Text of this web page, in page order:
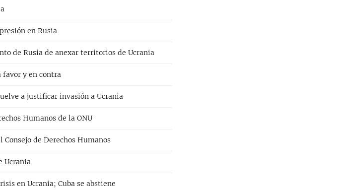
en Rusia
de Rusia de anexar territorios de Ucrania
favor y en contra
a justificar invasión a Ucrania
Humanos de la ONU
de Derechos Humanos
Ucrania
en Ucrania; Cuba se abstiene